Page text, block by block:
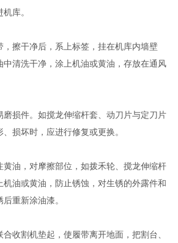
库。
干净后，系上标签，挂在机库内墙壁
中清洗干净，涂上机油或黄油，存放在通风
件。如搅龙伸缩杆套、动刀片与定刀片
损坏时，应进行修复或更换。
，对摩擦部位，如拨禾轮、搅龙伸缩杆
油或黄油，防止锈蚀，对生锈的外露件和
重新涂油漆。
割机垫起，使履带离开地面，把割台、